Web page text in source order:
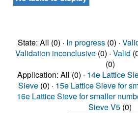
State: All (0) · In progress(0) ·
Validation inconclusive(0) · Valid
(0)
Application: All (0) · 14e Lattice
Sieve (0) · 15e Lattice Sieve for
16e Lattice Sieve for smaller
Sieve V5 (0)